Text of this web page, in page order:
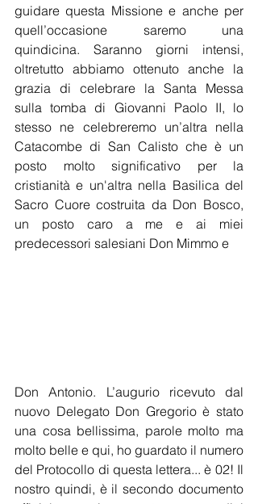
guidare questa Missione e anche per
quell’occasione saremo una
quindicina. Saranno giorni intensi,
oltretutto abbiamo ottenuto anche la
grazia di celebrare la Santa Messa
sulla tomba di Giovanni Paolo II, lo
stesso ne celebreremo un’altra nella
Catacombe di San Calisto che è un
posto molto significativo per la
cristianità e un'altra nella Basilica del
Sacro Cuore costruita da Don Bosco,
un posto caro a me e ai miei
predecessori salesiani Don Mimmo e
Don Antonio. L’augurio ricevuto dal
nuovo Delegato Don Gregorio è stato
una cosa bellissima, parole molto ma
molto belle e qui, ho guardato il numero
del Protocollo di questa lettera... è 02! Il
nostro quindi, è il secondo documento